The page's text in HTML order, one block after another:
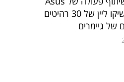
Republic of Gaming ישיקו ליין של 30 רהיטים
של גיימרים